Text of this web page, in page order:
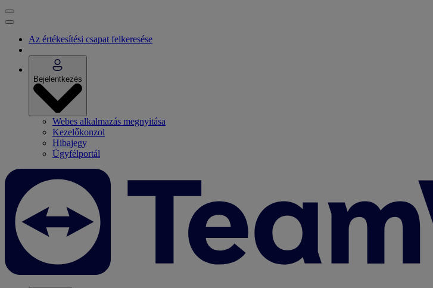
Az értékesítési csapat felkeresése
Bejelentkezés
Webes alkalmazás megnyitása
Kezelőkonzol
Hibajegy
Ügyfélportál